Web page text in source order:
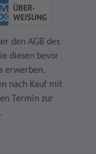
den AGB des
diesen bevor
erwerben.
nach Kauf mit
Termin zur